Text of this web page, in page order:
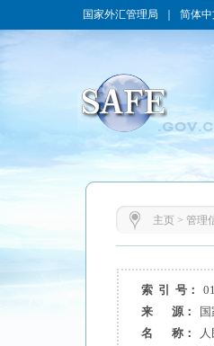
国家外汇管理局 简体中
主页> 管理
索 引 号：
来 源：
名 称：